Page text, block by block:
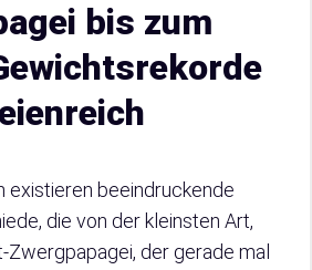
bis zum
existieren beeindruckende
die von der kleinsten Art,
der gerade mal